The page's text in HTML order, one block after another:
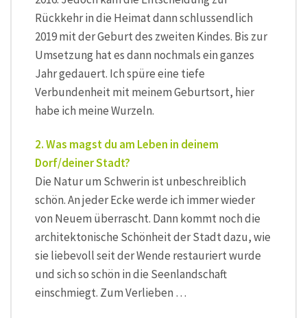
Rückkehr in die Heimat dann schlussendlich
2019 mit der Geburt des zweiten Kindes. Bis zur
Umsetzung hat es dann nochmals ein ganzes
Jahr gedauert. Ich spüre eine tiefe
Verbundenheit mit meinem Geburtsort, hier
habe ich meine Wurzeln.
2. Was magst du am Leben in deinem
Dorf/deiner Stadt?
Die Natur um Schwerin ist unbeschreiblich
schön. An jeder Ecke werde ich immer wieder
von Neuem überrascht. Dann kommt noch die
architektonische Schönheit der Stadt dazu, wie
sie liebevoll seit der Wende restauriert wurde
und sich so schön in die Seenlandschaft
einschmiegt. Zum Verlieben …